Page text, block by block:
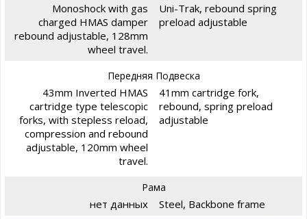
Monoshock with gas
charged HMAS damper
rebound adjustable, 128mm
wheel travel.
Uni-Trak, rebound spring
preload adjustable
Передняя Подвеска
43mm Inverted HMAS
cartridge type telescopic
forks, with stepless reload,
compression and rebound
adjustable, 120mm wheel
travel.
41mm cartridge fork,
rebound, spring preload
adjustable
Рама
нет данных Steel, Backbone frame